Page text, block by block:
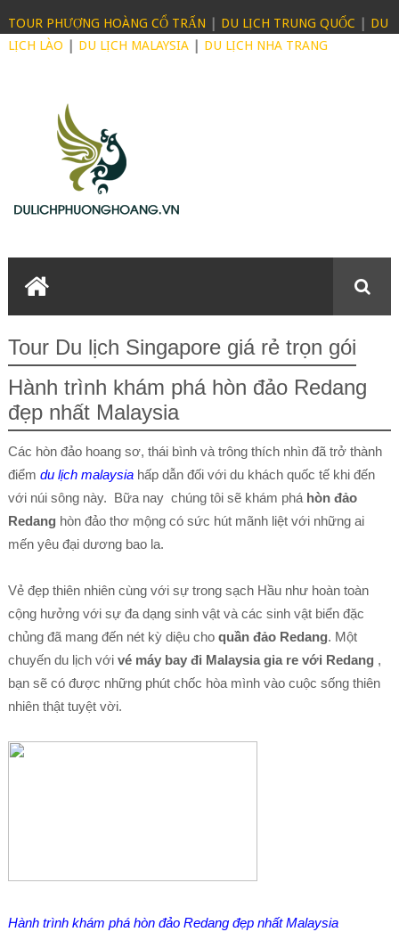
TOUR PHƯỢNG HOÀNG CỔ TRẤN DU LỊCH TRUNG QUỐC
DU
LỊCH LÀO
DU LỊCH MALAYSIA| DU LỊCH NHA TRANG
Tour Du lịch Singapore giá rẻ trọn gói
Hành trình khám phá hòn đảo Redang
đẹp nhất Malaysia
Các hòn đảo hoang sơ, thái bình và trông thích nhìn đã trở thành
điểm du lịch malaysiahấp dẫn đối với du khách quốc tế khi đến
với núi sông này. Bữa nay chúng tôi sẽ khám phá hòn đảo
Redang hòn đảo thơ mộng có sức hút mãnh liệt với những ai
mến yêu đại dương bao la.
Vẻ đẹp thiên nhiên cùng với sự trong sạch Hầu như hoàn toàn
cộng hưởng với sự đa dạng sinh vật và các sinh vật biển đặc
chủng đã mang đến nét kỳ diệu cho quần đảo Redang. Một
chuyến du lịch với vé máy bay đi Malaysia gia re với Redang ,
bạn sẽ có được những phút chốc hòa mình vào cuộc sống thiên
nhiên thật tuyệt vời.
Hành trình khám phá hòn đảo Redang đẹp nhất Malaysia